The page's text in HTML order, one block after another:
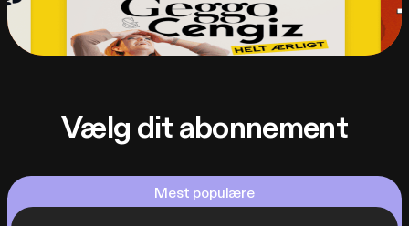
Vælg dit abonnement
Mest populære